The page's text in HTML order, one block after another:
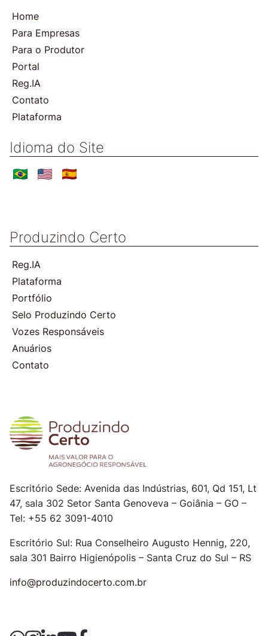
Home
Para Empresas
Para o Produtor
Portal
Reg.IA
Contato
Plataforma
Idioma do Site
Produzindo Certo
Reg.IA
Plataforma
Portfólio
Selo Produzindo Certo
Vozes Responsáveis
Anuários
Contato
Escritório Sede: Avenida das Indústrias, 601, Qd 151, Lt
47, sala 302 Setor Santa Genoveva – Goiânia – GO –
Tel: +55 62 3091-4010
Escritório Sul: Rua Conselheiro Augusto Hennig, 220,
sala 301 Bairro Higienópolis – Santa Cruz do Sul – RS
info@produzindocerto.com.br